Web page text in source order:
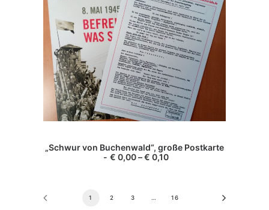
können
auf
der
Produktseite
gewählt
werden
AUSFÜHRUNG WÄHLEN
weist
Die
„Schwur von Buchenwald“, große Postkarte
€ 0,00–€ 0,10
1 2 3 … 16